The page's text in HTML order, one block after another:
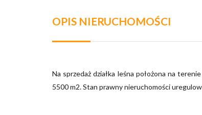
OPIS NIERUCHOMOŚCI
Na sprzedaż działka leśna położona na
5500 m2. Stan prawny nieruchomości